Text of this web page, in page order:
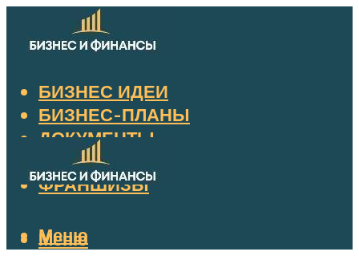
БИЗНЕС ИДЕИ
БИЗНЕС-ПЛАНЫ
ДОКУМЕНТЫ
НАЛОГИ
ФРАНШИЗЫ
Меню
Меню